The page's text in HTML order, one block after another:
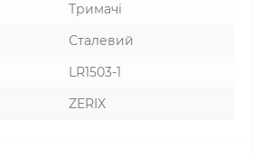
Тримачі
Сталевий
LR1503-1
ZERIX